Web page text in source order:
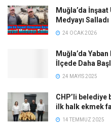
Muğla’da İnşaat
Medyayı Salladı
24 OCAK 2026
Muğla’da
İlçede Daha
24 MAYIS 2025
CHP’li belediye
ilk halk ekmek
14 TEMMUZ 2025